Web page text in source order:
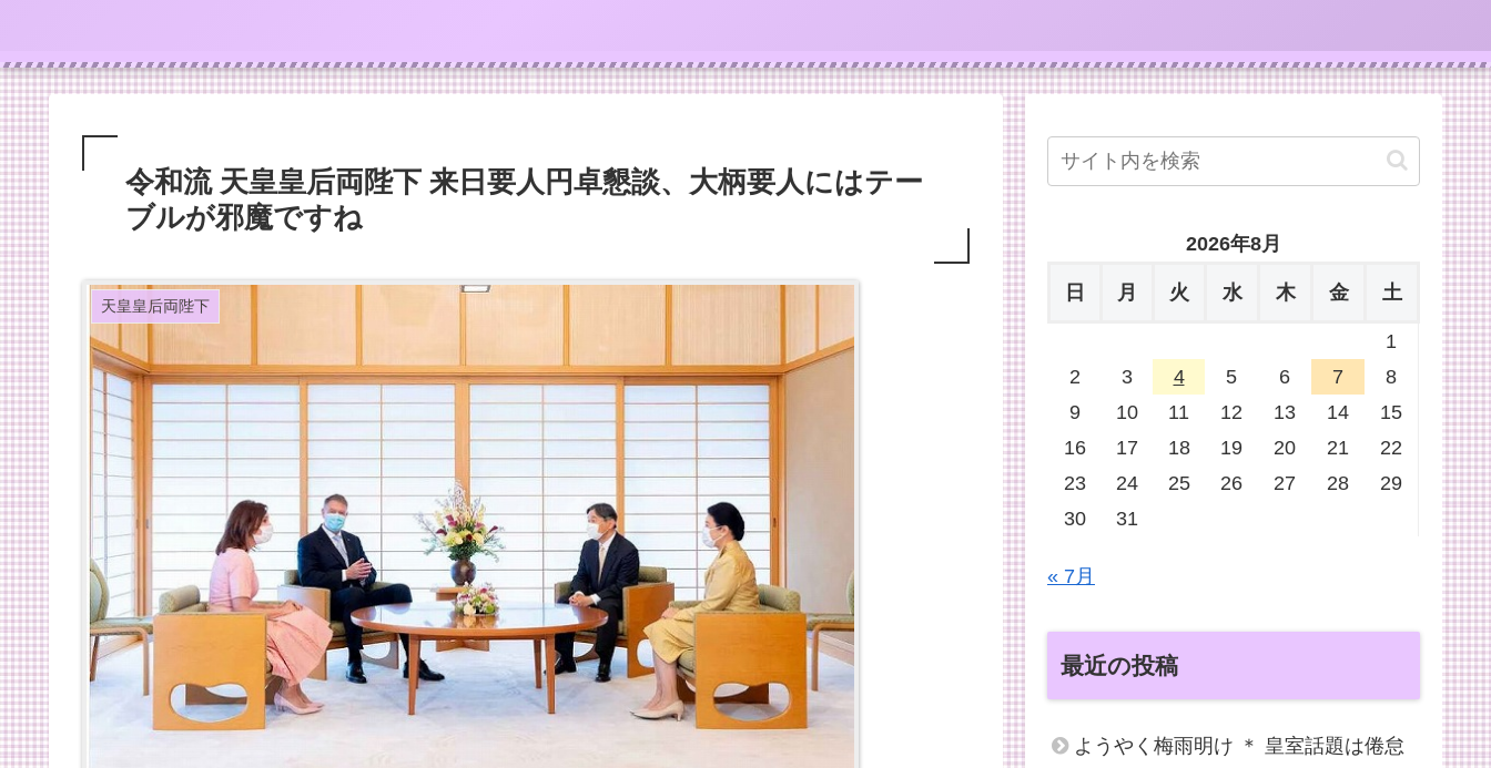
令和流 天皇皇后両陛下 来日要人円卓懇談、大柄要人にはテー
ブルが邪魔ですね
天皇皇后両陛下
2026年8月
日 月 火 水 木 金 土
1
2
3 4 5 6 7
8
9
10 11 12 13 14
15
16
17 18 19 20 21
22
23
24 25 26 27 28
29
30
31
« 7月
最近の投稿
ようやく梅雨明け ＊ 皇室話題は倦怠